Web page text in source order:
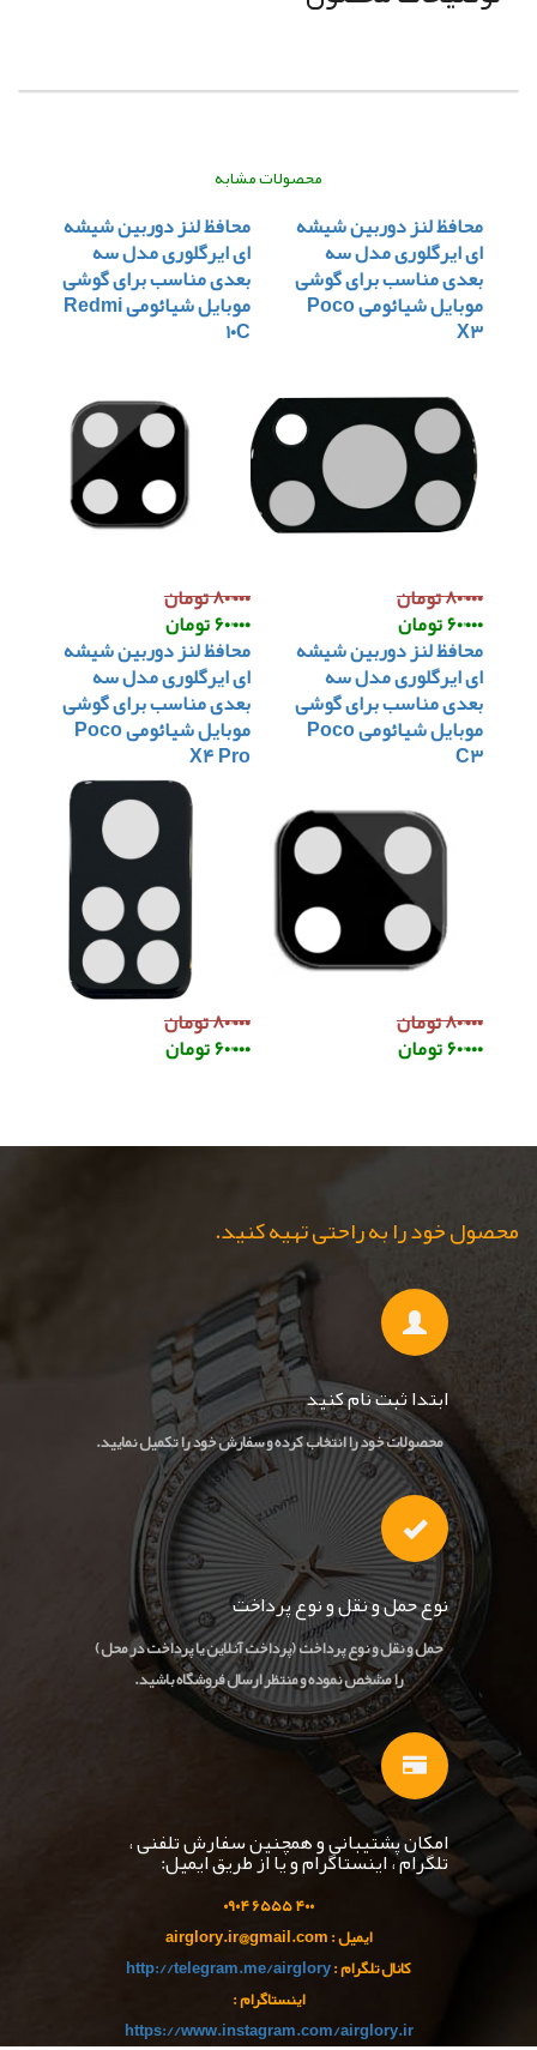
محصولات مشابه
محافظ لنز دوربین شیشه
ای ایرگلوری مدل سه
بعدی مناسب برای گوشی
موبایل شیائومی Poco
X۳
۸۰٬۰۰۰ تومان
۶۰٬۰۰۰ تومان
محافظ لنز دوربین شیشه
ای ایرگلوری مدل سه
بعدی مناسب برای گوشی
موبایل شیائومی Redmi
۱۰C
۸۰٬۰۰۰ تومان
۶۰٬۰۰۰ تومان
محافظ لنز دوربین شیشه
ای ایرگلوری مدل سه
بعدی مناسب برای گوشی
موبایل شیائومی Poco
C۳
۸۰٬۰۰۰ تومان
۶۰٬۰۰۰ تومان
محافظ لنز دوربین شیشه
ای ایرگلوری مدل سه
بعدی مناسب برای گوشی
موبایل شیائومی Poco
X۴ Pro
۸۰٬۰۰۰ تومان
۶۰٬۰۰۰ تومان
محصول خود را به راحتی تهیه کنید.
ابتدا ثبت نام کنید
محصولات خود را انتخاب کرده و سفارش خود را تکمیل نمایید.
نوع حمل و نقل و نوع پرداخت
حمل و نقل و نوع پرداخت (پرداخت آنلاین یا پرداخت در محل)
را مشخص نموده و منتظر ارسال فروشگاه باشید.
امکان پشتیبانی و همچنین سفارش تلفنی ،
تلگرام ، اینستاگرام و یا از طریق ایمیل:
۴۰۰ ۶۵۵۵ ۰ ۹۰۴
ایمیل : airglory.ir@gmail.com
کانال تلگرام :http://telegram.me/airglory
اینستاگرام :
https://www.instagram.com/airglory.ir